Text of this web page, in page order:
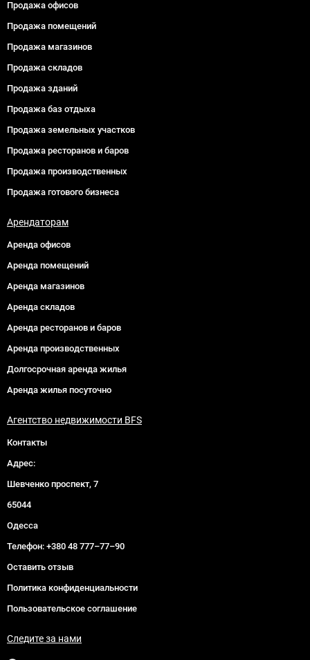
Продажа офисов
Продажа помещений
Продажа магазинов
Продажа складов
Продажа зданий
Продажа баз отдыха
Продажа земельных участков
Продажа ресторанов и баров
Продажа производственных
Продажа готового бизнеса
Арендаторам
Аренда офисов
Аренда помещений
Аренда магазинов
Аренда складов
Аренда ресторанов и баров
Аренда производственных
Долгосрочная аренда жилья
Аренда жилья посуточно
Агентство недвижимости BFS
Контакты
Адрес:
Шевченко проспект, 7
65044
Одесса
Телефон: +380 48 777–77–90
Оставить отзыв
Политика конфиденциальности
Пользовательское соглашение
Следите за нами